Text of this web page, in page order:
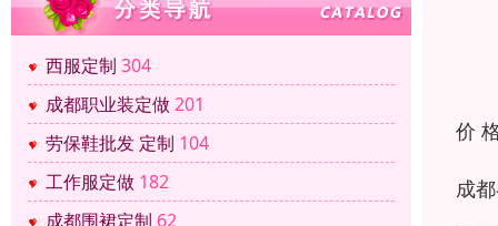
西服定制 304
成都职业装定做201
劳保鞋批发 定制 104
工作服定做 182
成都围裙定制 62
价
成